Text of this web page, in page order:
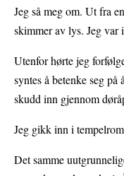
Jeg så meg om. Ut fra
skimmer av lys. Jeg var
Utenfor hørte jeg
syntes å betenke seg
skudd inn gjennom
Jeg gikk inn i
Det samme